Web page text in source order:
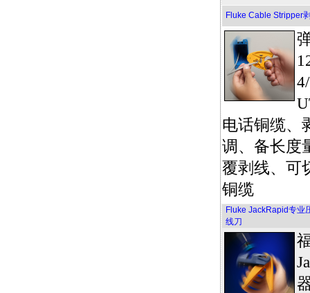
Fluke Cable Stripper
电话铜缆、
调、备长度
覆剥线、可
铜缆
Fluke JackRapid专业
线刀